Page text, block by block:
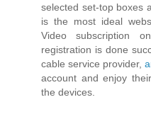
selected set-top boxes
is the most ideal
Video subscription
registration is done
cable service provider,
account and enjoy
the devices.